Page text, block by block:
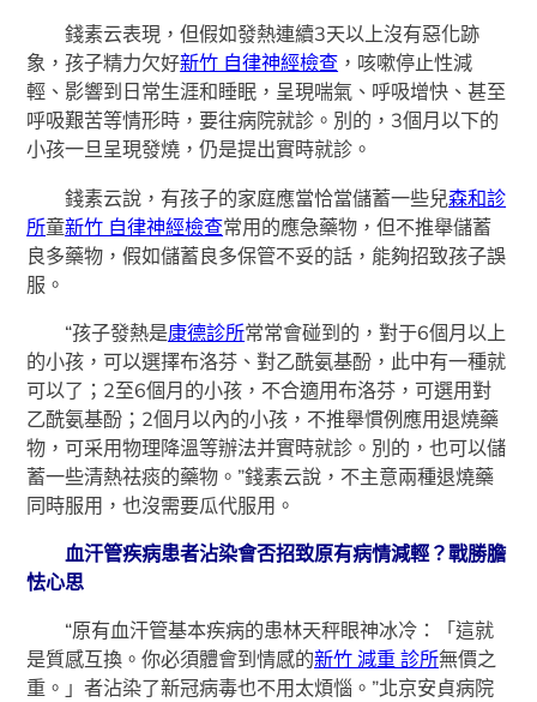
錢素云表現，但假如發熱連續3天以上沒有惡化跡
象，孩子精力欠好新竹 自律神經檢查 ，咳嗽停止性減
輕、影響到日常生涯和睡眠，呈現喘氣、呼吸增快、甚至
呼吸艱苦等情形時，要往病院就診。別的，3個月以下的
小孩一旦呈現發燒，仍是提出實時就診。
錢素云說，有孩子的家庭應當恰當儲蓄一些兒森和診
所童新竹 自律神經檢查常用的應急藥物，但不推舉儲蓄
良多藥物，假如儲蓄良多保管不妥的話，能夠招致孩子誤
服。
“孩子發熱是康德診所常常會碰到的，對于6個月以上
的小孩，可以選擇布洛芬、對乙酰氨基酚，此中有一種就
可以了；2至6個月的小孩，不合適用布洛芬，可選用對
乙酰氨基酚；2個月以內的小孩，不推舉慣例應用退燒藥
物，可采用物理降溫等辦法并實時就診。別的，也可以儲
蓄一些清熱祛痰的藥物。”錢素云說，不主意兩種退燒藥
同時服用，也沒需要瓜代服用。
血汗管疾病患者沾染會否招致原有病情減輕？戰勝膽
怯心思
“原有血汗管基本疾病的患林天秤眼神冰冷：「這就
是質感互換。你必須體會到情感的新竹 減重 診所無價之
重。」者沾染了新冠病毒也不用太煩惱。”北京安貞病院